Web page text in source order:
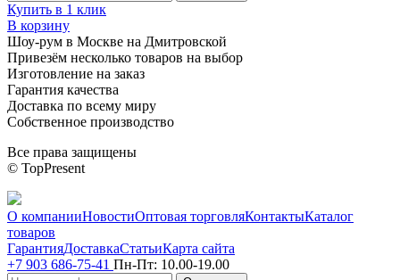
Купить в 1 клик
В корзину
Шоу-рум в Москве на Дмитровской
Привезём несколько товаров на выбор
Изготовление на заказ
Гарантия качества
Доставка по всему миру
Собственное производство
Все права защищены
© TopPresent
О компанииНовостиОптовая торговляКонтактыКаталог
товаров
ГарантияДоставкаСтатьиКарта сайта
+7 903 686-75-41 Пн-Пт: 10.00-19.00